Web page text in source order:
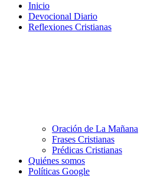
Inicio
Devocional Diario
Reflexiones Cristianas
Oración de La Mañana
Frases Cristianas
Prédicas Cristianas
Quiénes somos
Políticas Google